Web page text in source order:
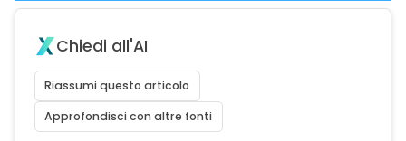
Chiedi all'AI
Riassumi questo articolo
Approfondisci con altre fonti